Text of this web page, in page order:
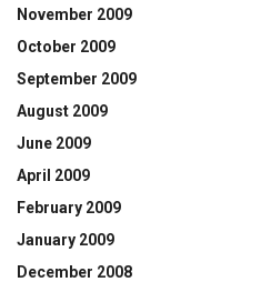
November 2009
October 2009
September 2009
August 2009
June 2009
April 2009
February 2009
January 2009
December 2008